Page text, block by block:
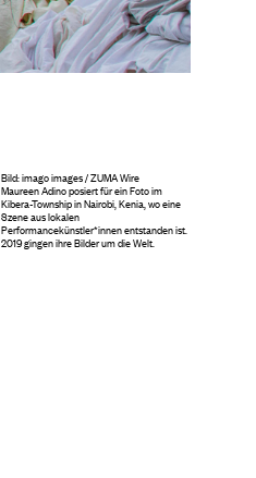
Bild: imago images / ZUMA Wire
Maureen Adino posiert für ein Foto im
Kibera-Township in Nairobi, Kenia, wo eine
Szene aus lokalen
Performancekünstler*innen entstanden ist.
2019 gingen ihre Bilder um die Welt.